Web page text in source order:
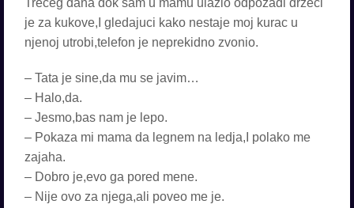
Treceg dana dok sam u mamu ulazio odpozadi drzeci
je za kukove,I gledajuci kako nestaje moj kurac u
njenoj utrobi,telefon je neprekidno zvonio.
– Tata je sine,da mu se javim…
– Halo,da.
– Jesmo,bas nam je lepo.
– Pokaza mi mama da legnem na ledja,I polako me
zajaha.
– Dobro je,evo ga pored mene.
– Nije ovo za njega,ali poveo me je.